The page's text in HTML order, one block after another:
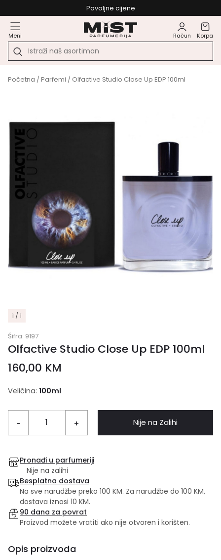
Povoljne cijene
Meni Račun Korpa
Početna /Parfemi / Olfactive Studio Close Up EDP 100ml
1 / 1
Šifra: 9197
Olfactive Studio Close Up EDP 100ml
160,00 KM
Veličina: 100ml
- + Nije na Zalihi
Pronađi u parfumeriji
Nije na zalihi
Besplatna dostava
Na sve narudžbe preko 100 KM. Za narudžbe do 100 KM,
dostava iznosi 10 KM.
90 dana za povrat
Proizvod možete vratiti ako nije otvoren i korišten.
Opis proizvoda